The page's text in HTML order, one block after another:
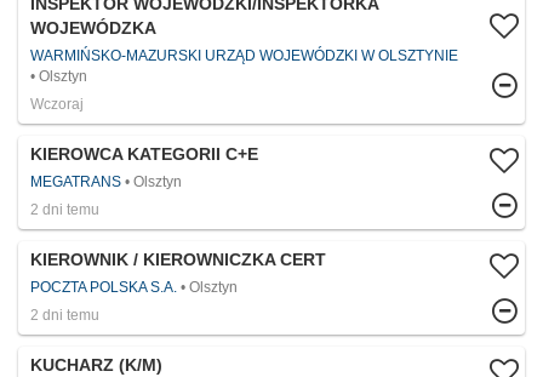
INSPEKTOR WOJEWÓDZKI/INSPEKTORKA
WOJEWÓDZKA
WARMIŃSKO-MAZURSKI URZĄD WOJEWÓDZKI W OLSZTYNIE
Olsztyn
Wczoraj
KIEROWCA KATEGORII C+E
MEGATRANS
Olsztyn
2 dni temu
KIEROWNIK / KIEROWNICZKA CERT
POCZTA POLSKA S.A.
Olsztyn
2 dni temu
KUCHARZ (K/M)